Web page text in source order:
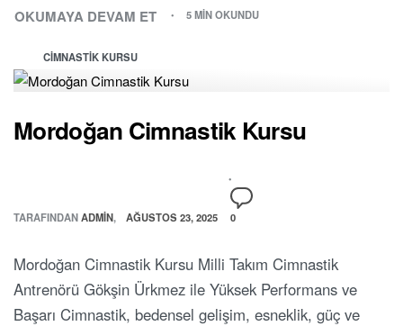
OKUMAYA DEVAM ET 5 MIN OKUNDU
CIMNASTIK KURSU
Mordoğan Cimnastik Kursu
TARAFINDANADMIN AĞUSTOS 23, 2025 0
Mordoğan Cimnastik Kursu Milli Takım Cimnastik
Antrenörü Gökşin Ürkmez ile Yüksek Performans ve
Başarı Cimnastik, bedensel gelişim, esneklik, güç ve